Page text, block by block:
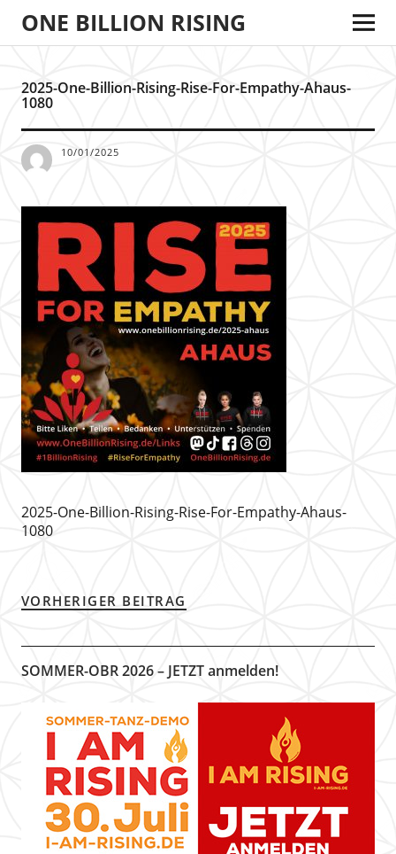
ONE BILLION RISING
2025-One-Billion-Rising-Rise-For-Empathy-Ahaus-
1080
10/01/2025
2025-One-Billion-Rising-Rise-For-Empathy-Ahaus-
1080
VORHERIGER BEITRAG
SOMMER-OBR 2026 – JETZT anmelden!